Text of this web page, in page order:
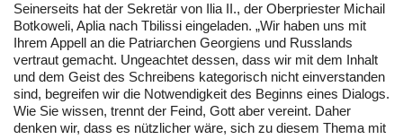
Seinerseits hat der Sekretär von Ilia II., der Oberpriester Michail
Botkoweli, Aplia nach Tbilissi eingeladen. „Wir haben uns mit
Ihrem Appell an die Patriarchen Georgiens und Russlands
vertraut gemacht. Ungeachtet dessen, dass wir mit dem Inhalt
und dem Geist des Schreibens kategorisch nicht einverstanden
sind, begreifen wir die Notwendigkeit des Beginns eines Dialogs.
Wie Sie wissen, trennt der Feind, Gott aber vereint. Daher
denken wir, dass es nützlicher wäre, sich zu diesem Thema mit